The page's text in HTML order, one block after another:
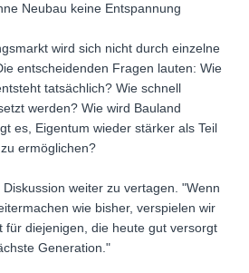
Neubau keine Entspannung
wird sich nicht durch einzelne
entscheidenden Fragen lauten: Wie
tatsächlich? Wie schnell
werden? Wie wird Bauland
es, Eigentum wieder stärker als Teil
ermöglichen?
weiter zu vertagen. "Wenn
wie bisher, verspielen wir
für diejenigen, die heute gut versorgt
Generation."